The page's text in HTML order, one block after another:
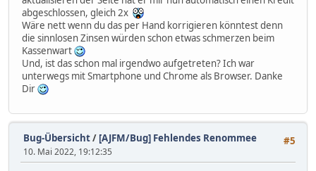
abgeschlossen, gleich 2x
Wäre nett wenn du das per Hand korrigieren könntest denn
die sinnlosen Zinsen würden schon etwas schmerzen beim
Kassenwart
Und, ist das schon mal irgendwo aufgetreten? Ich war
unterwegs mit Smartphone und Chrome als Browser. Danke
Dir
#5
Bug-Übersicht/ [AJFM/Bug] Fehlendes Renommee
10. Mai 2022, 19:12:35